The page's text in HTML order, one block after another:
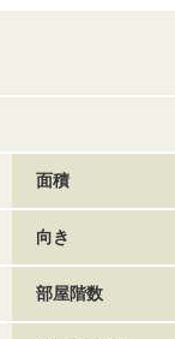
面積
向き
部屋階数